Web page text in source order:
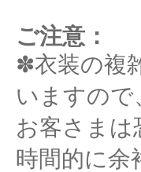
ご注意：
✽衣装の複
いますので
お客さまは
時間的に余